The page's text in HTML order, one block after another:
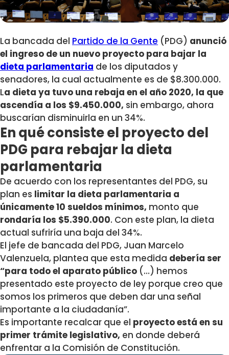
La bancada del Partido de la Gente (PDG) anunció
el ingreso de un nuevo proyecto para bajar la
dieta parlamentaria de los diputados y
senadores, la cual actualmente es de $8.300.000.
La dieta ya tuvo una rebaja en el año 2020, la que
ascendía a los $9.450.000, sin embargo, ahora
buscarían disminuirla en un 34%.
En qué consiste el proyecto del
PDG para rebajar la dieta
parlamentaria
De acuerdo con los representantes del PDG, su
plan es limitar la dieta parlamentaria a
únicamente 10 sueldos mínimos, monto que
rondaría los $5.390.000. Con este plan, la dieta
actual sufriría una baja del 34%.
El jefe de bancada del PDG, Juan Marcelo
Valenzuela, plantea que esta medida debería ser
“para todo el aparato público (…) hemos
presentado este proyecto de ley porque creo que
somos los primeros que deben dar una señal
importante a la ciudadanía”.
Es importante recalcar que el proyecto está en su
primer trámite legislativo, en donde deberá
enfrentar a la Comisión de Constitución.